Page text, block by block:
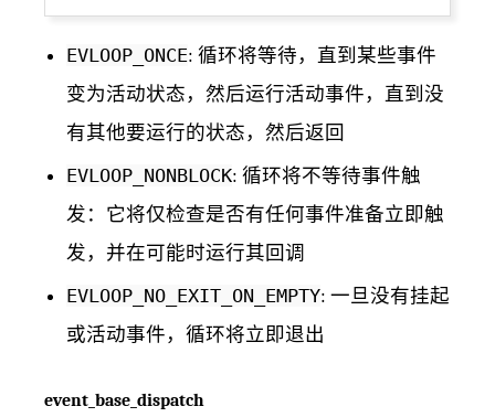
EVLOOP_ONCE: 循环将等待，直到某些事件
变为活动状态，然后运行活动事件，直到没
有其他要运行的状态，然后返回
EVLOOP_NONBLOCK: 循环将不等待事件触
发：它将仅检查是否有任何事件准备立即触
发，并在可能时运行其回调
EVLOOP_NO_EXIT_ON_EMPTY: 一旦没有挂起
或活动事件，循环将立即退出
event_base_dispatch